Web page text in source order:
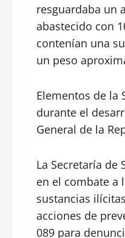
resguardaba un
abastecido con
contenían una
un peso
Elementos de la
durante el
General de la
La Secretaría de
en el combate a
sustancias
acciones de
089 para